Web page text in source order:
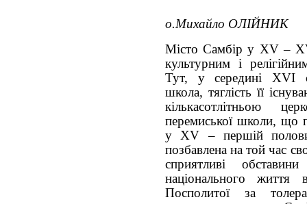
о.Михайло ОЛІЙНИК
Місто Самбір у XV –
культурним і
Тут, у середині XVI
школа, тяглість її
кількасотлітньою
перемиської школи, що
у XV – першій
позбавлена на той час
сприятливі
національного життя
Посполитої за